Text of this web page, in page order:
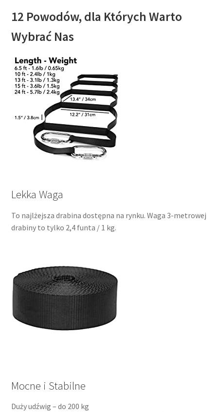
12 Powodów, dla Których Warto
Wybrać Nas
Lekka Waga
To najlżejsza drabina dostępna na rynku. Waga 3-metrowej
drabiny to tylko 2,4 funta / 1 kg.
Mocne i Stabilne
Duży udźwig – do 200 kg